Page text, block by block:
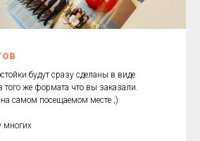
будут сразу сделаны в виде
того же формата что вы заказали.
на самом посещаемом месте ;)
многих